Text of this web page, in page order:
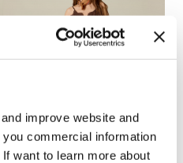
improve website and
commercial information
want to learn more about